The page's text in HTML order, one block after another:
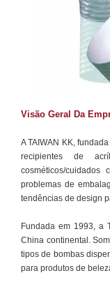
Visão Geral Da
A TAIWAN KK,
recipientes de
cosméticos/
problemas de
tendências de design
Fundada em 1993, a
China continental.
tipos de bombas
para produtos de